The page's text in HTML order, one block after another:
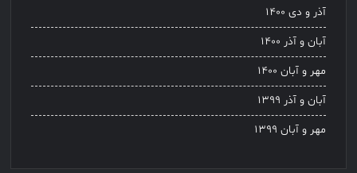
آذر و دی ۱۴۰۰
آبان و آذر ۱۴۰۰
مهر و آبان ۱۴۰۰
آبان و آذر ۱۳۹۹
مهر و آبان ۱۳۹۹